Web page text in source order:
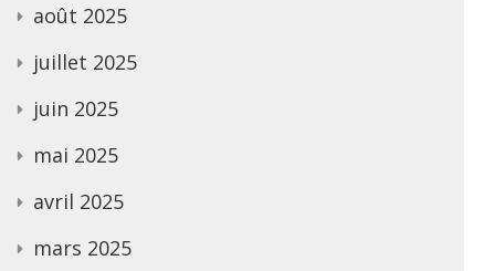
août 2025
juillet 2025
juin 2025
mai 2025
avril 2025
mars 2025